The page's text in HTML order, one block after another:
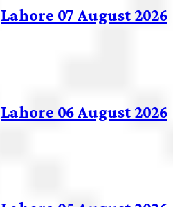
Lahore 07 August 2026
Lahore 06 August 2026